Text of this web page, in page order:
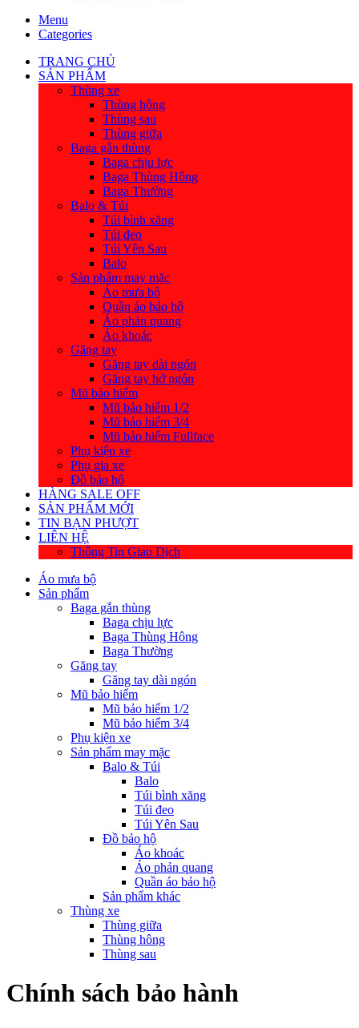
Menu
Categories
TRANG CHỦ
SẢN PHẨM
Thùng xe
Thùng hông
Thùng sau
Thùng giữa
Baga gắn thùng
Baga chịu lực
Baga Thùng Hông
Baga Thường
Balo & Túi
Túi bình xăng
Túi đeo
Túi Yên Sau
Balo
Sản phẩm may mặc
Áo mưa bộ
Quần áo bảo hộ
Áo phản quang
Áo khoác
Găng tay
Găng tay dài ngón
Găng tay hở ngón
Mũ bảo hiểm
Mũ bảo hiểm 1/2
Mũ bảo hiểm 3/4
Mũ bảo hiểm Fullface
Phụ kiện xe
Phụ gia xe
Đồ bảo hộ
HÀNG SALE OFF
SẢN PHẨM MỚI
TIN BẠN PHƯỢT
LIÊN HỆ
Thông Tin Giao Dịch
Áo mưa bộ
Sản phẩm
Baga gắn thùng
Baga chịu lực
Baga Thùng Hông
Baga Thường
Găng tay
Găng tay dài ngón
Mũ bảo hiểm
Mũ bảo hiểm 1/2
Mũ bảo hiểm 3/4
Phụ kiện xe
Sản phẩm may mặc
Balo & Túi
Balo
Túi bình xăng
Túi đeo
Túi Yên Sau
Đồ bảo hộ
Áo khoác
Áo phản quang
Quần áo bảo hộ
Sản phẩm khác
Thùng xe
Thùng giữa
Thùng hông
Thùng sau
Chính sách bảo hành